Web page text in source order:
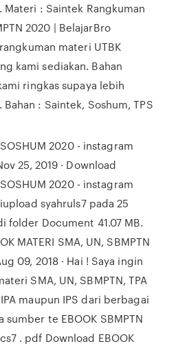
: Saintek Rangkuman
2020 | BelajarBro
materi UTBK
kami sediakan. Bahan
ringkas supaya lebih
: Saintek, Soshum, TPS
2020 - instagram
25, 2019 · Download
2020 - instagram
syahruls7 pada 25
folder Document 41.07 MB.
MATERI SMA, UN, SBMPTN
09, 2018 · Hai ! Saya ingin
SMA, UN, SBMPTN, TPA
maupun IPS dari berbagai
sumber te EBOOK SBMPTN
. pdf Download EBOOK